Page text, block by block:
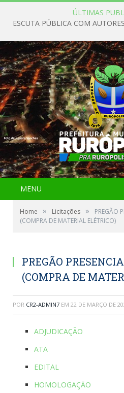
ÚLTIMAS
MENU
Home » Licitações »
PREGÃO
(COMPRA DE MATERIAL ELÉTRICO)
PREGÃO
(COMPRA DE
POR CR2-ADMIN7 EM 22 DE MARÇO DE
ADJUDICAÇÃO
ATA
EDITAL
HOMOLOGAÇÃO